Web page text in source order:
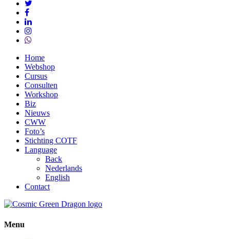
twitter
facebook
linkedin
instagram
whatsapp
Close
Menu
Home
Webshop
Cursus
Consulten
Workshop
Biz
Nieuws
CWW
Foto’s
Stichting COTF
Language
Back
Nederlands
English
Contact
Menu